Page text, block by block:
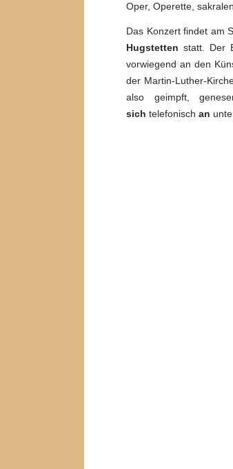
Oper, Operette,
Das Konzert findet am
Hugstetten statt. Der
vorwiegend an den
der Martin-Luther-
also geimpft,
sich telefonisch an